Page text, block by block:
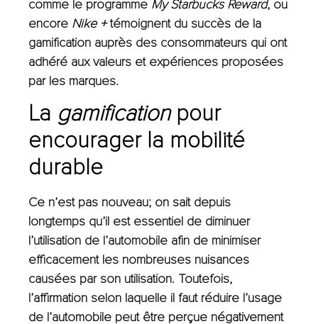
comme le programme My Starbucks Reward, ou
encore Nike +témoignent du succès de la
gamification auprès des consommateurs qui ont
adhéré aux valeurs et expériences proposées
par les marques.
La gamificationpour
encourager la mobilité
durable
Ce n’est pas nouveau; on sait depuis
longtemps qu’il est essentiel de diminuer
l’utilisation de l’automobile afin de minimiser
efficacement les nombreuses nuisances
causées par son utilisation. Toutefois,
l’affirmation selon laquelle il faut réduire l’usage
de l’automobile peut être perçue négativement